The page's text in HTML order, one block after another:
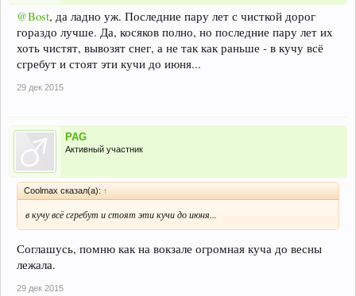
@Bost, да ладно уж. Последние пару лет с чисткой дорог
гораздо лучше. Да, косяков полно, но последние пару лет их
хоть чистят, вывозят снег, а не так как раньше - в кучу всё
сгребут и стоят эти кучи до июня...
29 дек 2015
PAG
Активный участник
Coolmax сказал(а): ↑
в кучу всё сгребут и стоят эти кучи до июня...
Соглашусь, помню как на вокзале огромная куча до весны
лежала.
29 дек 2015